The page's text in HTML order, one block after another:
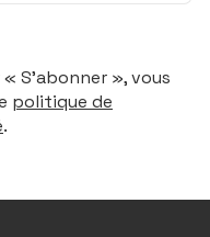
S’abonner », vous
politique de
.